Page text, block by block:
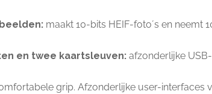
maakt 10-bits HEIF-foto´s en neemt
en twee kaartsleuven: afzonderlijke
grip. Afzonderlijke user-interfaces